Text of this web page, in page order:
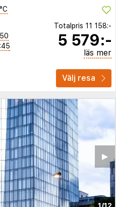
Totalpris 11 158:-
5 579:-
läs mer
Välj resa
▶︎